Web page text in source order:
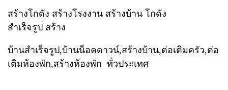
สร้างโกดัง สร้างโรงงาน สร้างบ้าน โกดัง
สำเร็จรูป สร้าง
บ้านสำเร็จรูป,บ้านน็อคดาวน์,สร้างบ้าน,ต่อเติมครัว,ต่อ
เติมห้องพัก,สร้างห้องพัก ทั่วประเทศ